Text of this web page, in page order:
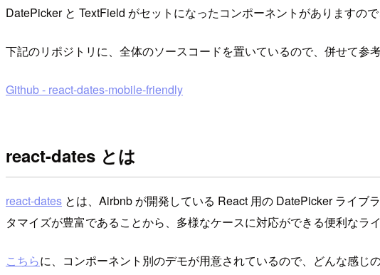
DatePicker と TextField がセットになったコンポーネントがありますの
下記のリポジトリに、全体のソースコードを置いているので、併せて参
Github - react-dates-mobile-friendly
react-dates とは
react-dates とは、Airbnb が開発している React 用の DatePicker ライ
タマイズが豊富であることから、多様なケースに対応ができる便利なライ
こちらに、コンポーネント別のデモが用意されているので、どんな感